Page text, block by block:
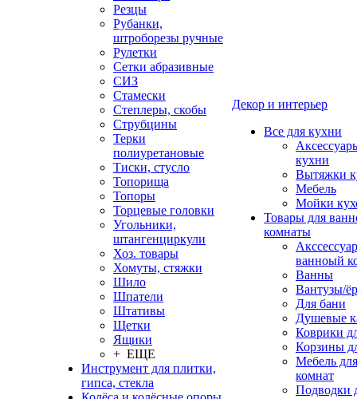
Резцы
Рубанки,
штроборезы ручные
Рулетки
Сетки абразивные
СИЗ
Стамески
Степлеры, скобы
Струбцины
Терки
полиуретановые
Тиски, стусло
Топорища
Топоры
Торцевые головки
Угольники,
штангенциркули
Хоз. товары
Хомуты, стяжки
Шило
Шпатели
Штативы
Щетки
Ящики
+ ЕЩЕ
Инструмент для плитки,
гипса, стекла
Декор и интерьер
Все для кухни
кухни
Вытяжки
Мебель
Мойки
Товары для
комнаты
ванноый
Ванны
Вантузы/
Для бани
Душевые
Коврики
Корзины
Мебель
комнат
Подводки